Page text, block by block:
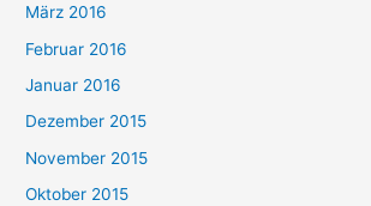
März 2016
Februar 2016
Januar 2016
Dezember 2015
November 2015
Oktober 2015